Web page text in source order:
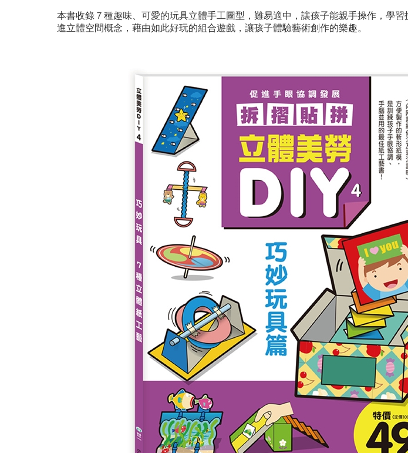
本書收錄７種趣味、可愛的玩具立體手工圖型，難易適中，讓孩子能親手操作，學
進立體空間概念，藉由如此好玩的組合遊戲，讓孩子體驗藝術創作的樂趣。